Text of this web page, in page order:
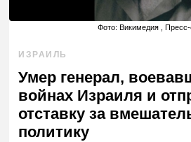
Фото: Викимедия ,
ИЗРАИЛЬ
Умер генерал,
войнах Израиля и
отставку за
политику